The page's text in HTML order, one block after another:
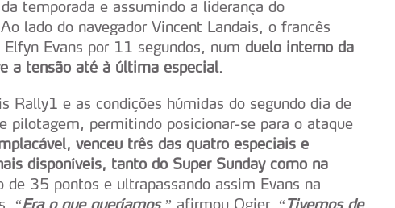
temporada e assumindo a liderança do
lado do navegador Vincent Landais, o francês
Evans por 11 segundos, num duelo interno da
a tensão até à última especial.
Rally1 e as condições húmidas do segundo dia de
pilotagem, permitindo posicionar-se para o ataque
venceu três das quatro especiais e
disponíveis, tanto do Super Sunday como na
de 35 pontos e ultrapassando assim Evans na
“Era o que queríamos,” afirmou Ogier. “Tivemos de